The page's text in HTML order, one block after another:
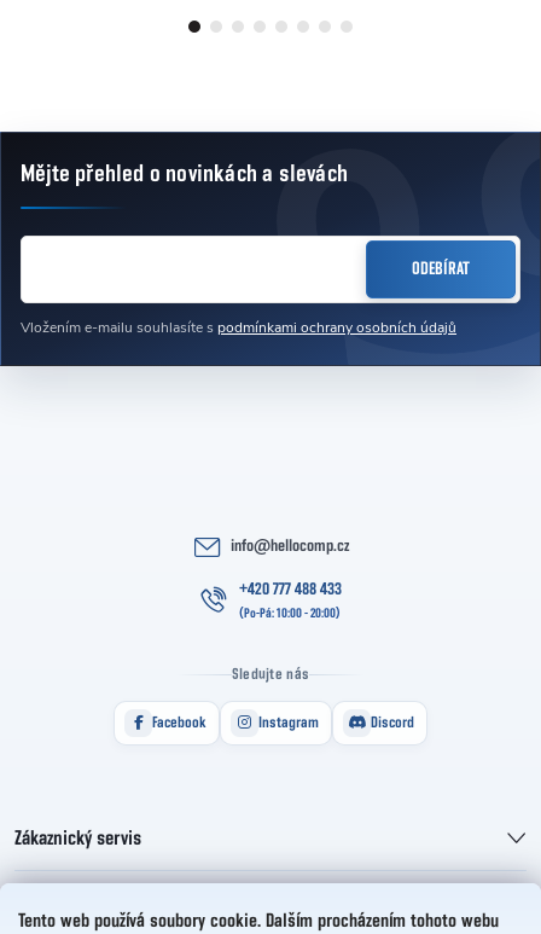
Tento web používá soubory cookie. Dalším procházením tohoto webu
Zápatí
Mějte přehled o novinkácha slevách
Vložením e-mailu souhlasíte s podmínkami ochrany osobních údajů
ODEBÍRAT
info@hellocomp.cz
+420 777 488 433
Sledujte nás
Facebook Instagram Discord
Zákaznický servis